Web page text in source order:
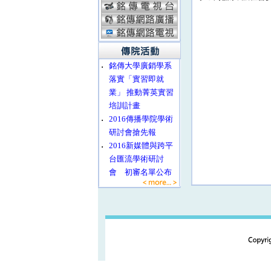
‧
銘傳大學廣銷學系
落實「實習即就
業」 推動菁英實習
培訓計畫
‧
2016傳播學院學術
研討會搶先報
‧
2016新媒體與跨平
台匯流學術研討
會 初審名單公布